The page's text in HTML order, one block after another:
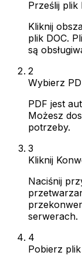
Prześlij plik
Kliknij
plik DOC.
są
2
Wybierz
PDF jest
Możesz
potrzeby.
3
Kliknij
Naciśnij
serwerach.
4
Pobierz